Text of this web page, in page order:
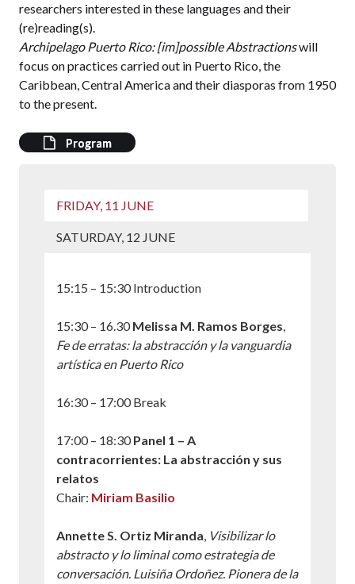
researchers interested in these languages and their
(re)reading(s).
Archipelago Puerto Rico: [im]possible Abstractionswill
focus on practices carried out in Puerto Rico, the
Caribbean, Central America and their diasporas from 1950
to the present.
Program
FRIDAY, 11 JUNE
SATURDAY, 12 JUNE
15:15 – 15:30 Introduction
15:30 – 16.30Melissa M. Ramos Borges,
Fe de erratas: la abstracción y la vanguardia
artística en Puerto Rico
16:30 – 17:00 Break
17:00 – 18:30Panel 1 – A
contracorrientes: La abstracción y sus
relatos
Chair: Miriam Basilio
Annette S. Ortiz Miranda, Visibilizar lo
abstracto y lo liminal como estrategia de
conversación. Luisiña Ordoñez. Pionera de la